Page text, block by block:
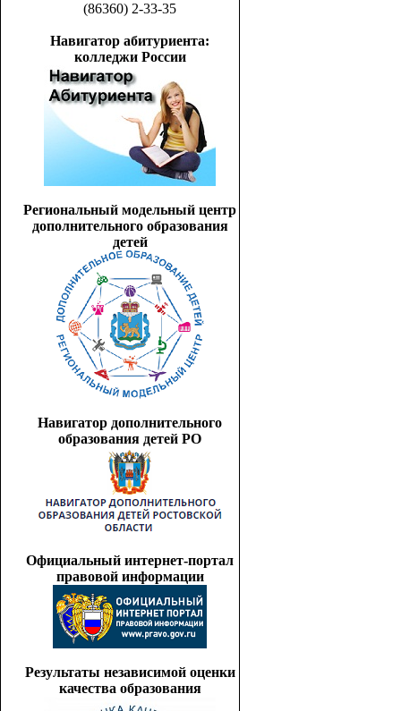
(86360) 2-33-35
Навигатор абитуриента:
колледжи России
Региональный модельный центр
дополнительного образования
детей
Навигатор дополнительного
образования детей РО
Официальный интернет-портал
правовой информации
Результаты независимой оценки
качества образования